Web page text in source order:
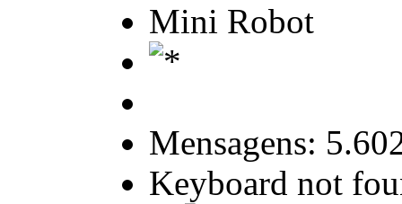
Mini Robot
Mensagens:
Keyboard not